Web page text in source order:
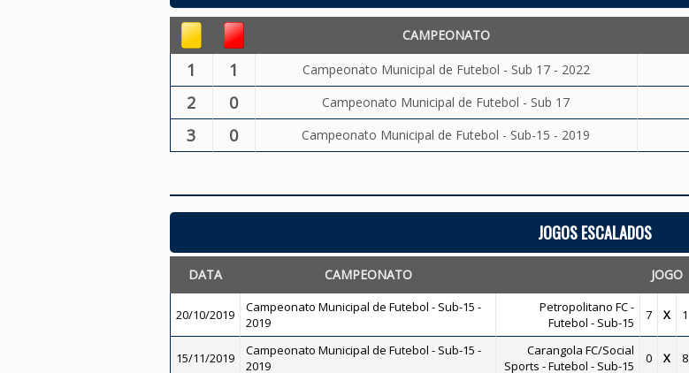
CAMPEONATO
1 1 Campeonato Municipal de Futebol - Sub 17 - 2022
2 0 Campeonato Municipal de Futebol - Sub 17
3 0 Campeonato Municipal de Futebol - Sub-15 - 2019
JOGOS ESCALADOS
DATA CAMPEONATO JOGO
20/10/2019
Campeonato Municipal de Futebol - Sub-15 -
2019
Petropolitano FC -
Futebol - Sub-15
7 X 1
15/11/2019
Campeonato Municipal de Futebol - Sub-15 -
2019
Carangola FC/Social
Sports - Futebol - Sub-15
0 X 8